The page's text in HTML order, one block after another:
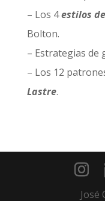
– Los 4estilos
Bolton.
– Estrategias de
– Los 12
Lastre.
José